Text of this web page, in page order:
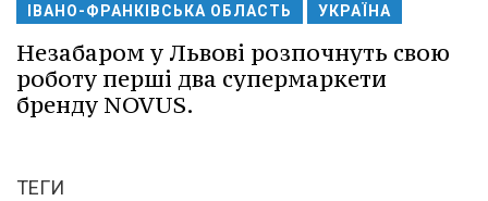
ІВАНО-ФРАНКІВСЬКА ОБЛАСТЬ УКРАЇНА
Незабаром у Львові розпочнуть свою
роботу перші два супермаркети
бренду NOVUS.
ТЕГИ